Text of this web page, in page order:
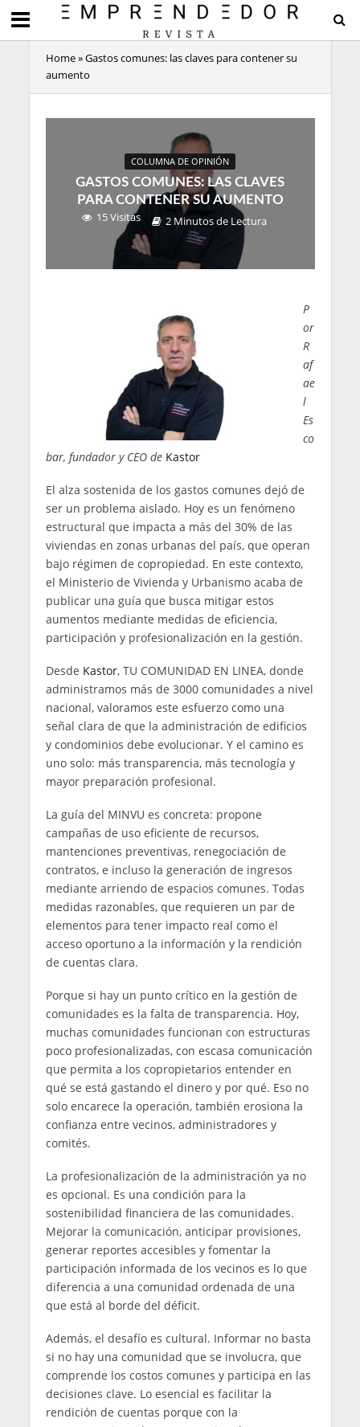
Home»Gastos comunes: las claves para contener su
aumento
COLUMNA DE OPINIÓN
GASTOS COMUNES: LAS CLAVES
PARA CONTENER SU AUMENTO
15 Visitas
2 Minutos de Lectura
P
or
R
af
ae
l
Es
co
bar, fundador y CEO de Kastor
El alza sostenida de los gastos comunes dejó de
ser un problema aislado. Hoy es un fenómeno
estructural que impacta a más del 30% de las
viviendas en zonas urbanas del país, que operan
bajo régimen de copropiedad. En este contexto,
el Ministerio de Vivienda y Urbanismo acaba de
publicar una guía que busca mitigar estos
aumentos mediante medidas de eficiencia,
participación y profesionalización en la gestión.
Desde Kastor, TU COMUNIDAD EN LINEA, donde
administramos más de 3000 comunidades a nivel
nacional, valoramos este esfuerzo como una
señal clara de que la administración de edificios
y condominios debe evolucionar. Y el camino es
uno solo: más transparencia, más tecnología y
mayor preparación profesional.
La guía del MINVU es concreta: propone
campañas de uso eficiente de recursos,
mantenciones preventivas, renegociación de
contratos, e incluso la generación de ingresos
mediante arriendo de espacios comunes. Todas
medidas razonables, que requieren un par de
elementos para tener impacto real como el
acceso oportuno a la información y la rendición
de cuentas clara.
Porque si hay un punto crítico en la gestión de
comunidades es la falta de transparencia. Hoy,
muchas comunidades funcionan con estructuras
poco profesionalizadas, con escasa comunicación
que permita a los copropietarios entender en
qué se está gastando el dinero y por qué. Eso no
solo encarece la operación, también erosiona la
confianza entre vecinos, administradores y
comités.
La profesionalización de la administración ya no
es opcional. Es una condición para la
sostenibilidad financiera de las comunidades.
Mejorar la comunicación, anticipar provisiones,
generar reportes accesibles y fomentar la
participación informada de los vecinos es lo que
diferencia a una comunidad ordenada de una
que está al borde del déficit.
Además, el desafío es cultural. Informar no basta
si no hay una comunidad que se involucra, que
comprende los costos comunes y participa en las
decisiones clave. Lo esencial es facilitar la
rendición de cuentas porque con la